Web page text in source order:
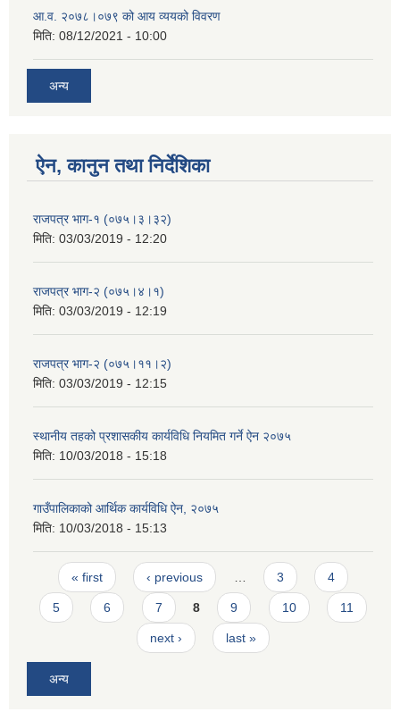
आ.व. २०७८।०७९ को आय व्ययको विवरण
मिति: 08/12/2021 - 10:00
अन्य
ऐन, कानुन तथा निर्देशिका
राजपत्र भाग-१ (०७५।३।३२)
मिति: 03/03/2019 - 12:20
राजपत्र भाग-२ (०७५।४।१)
मिति: 03/03/2019 - 12:19
राजपत्र भाग-२ (०७५।११।२)
मिति: 03/03/2019 - 12:15
स्थानीय तहको प्रशासकीय कार्यविधि नियमित गर्ने ऐन २०७५
मिति: 10/03/2018 - 15:18
गाउँपालिकाको आर्थिक कार्यविधि ऐन, २०७५
मिति: 10/03/2018 - 15:13
Pages
« first ‹ previous 3 4
5 6 7 8 9 10 11
next › last »
अन्य